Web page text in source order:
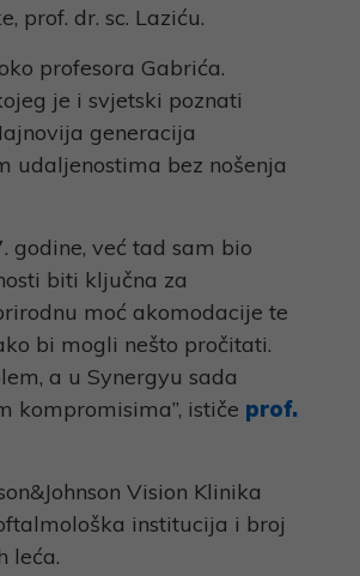
prof. dr. sc. Laziću.
profesora Gabrića.
je i svjetski poznati
generacija
udaljenostima bez nošenja
godine, već tad sam bio
biti ključna za
moć akomodacije te
bi mogli nešto pročitati.
a u Synergyu sada
kompromisima”, ističe prof.
Vision Klinika
institucija i broj
leća.